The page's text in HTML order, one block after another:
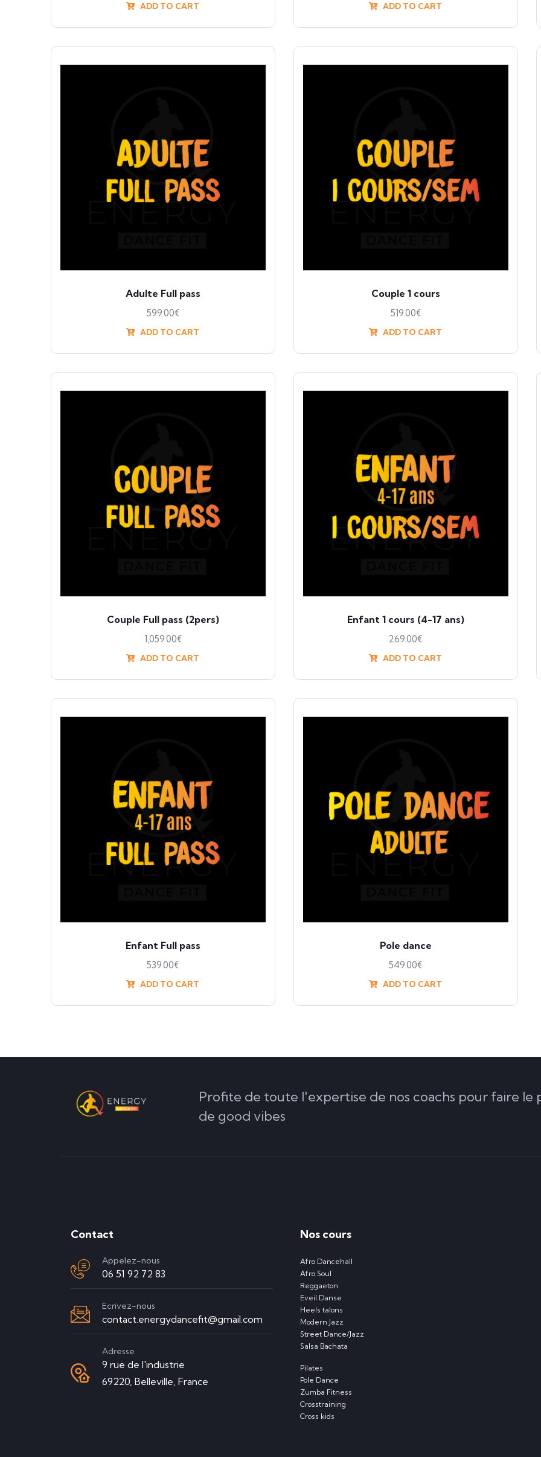
ADD TO CART ADD TO CART
Adulte Full pass
599.00€
ADD TO CART
Couple 1 cours
519.00€
ADD TO CART
Couple Full pass (2pers)
1,059.00€
ADD TO CART
Enfant 1 cours (4-17 ans)
269.00€
ADD TO CART
Enfant Full pass
539.00€
ADD TO CART
Pole dance
549.00€
ADD TO CART
Profite de toute l'expertise de nos coachs pour faire le
de good vibes
Contact
Appelez-nous
06 51 92 72 83
Ecrivez-nous
contact.energydancefit@gmail.com
Adresse
9 rue de l'industrie
69220, Belleville, France
Nos cours
Afro Dancehall
Afro Soul
Reggaeton
Eveil Danse
Heels talons
Modern Jazz
Street Dance/Jazz
Salsa Bachata
Pilates
Pole Dance
Zumba Fitness
Crosstraining
Cross kids